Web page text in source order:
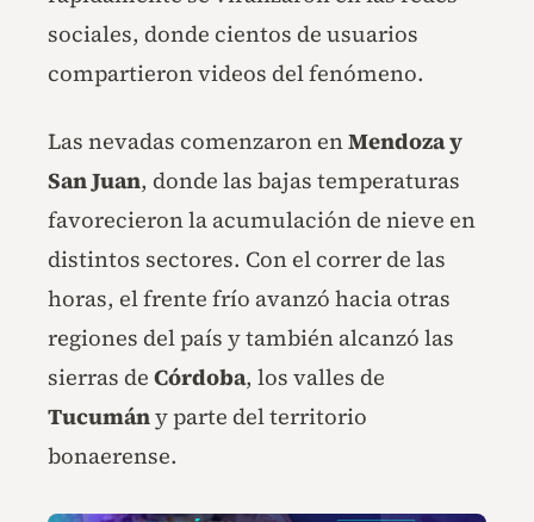
sociales, donde cientos de usuarios
compartieron videos del fenómeno.
Las nevadas comenzaron enMendoza y
San Juan, donde las bajas temperaturas
favorecieron la acumulación de nieve en
distintos sectores. Con el correr de las
horas, el frente frío avanzó hacia otras
regiones del país y también alcanzó las
sierras de Córdoba, los valles de
Tucumány parte del territorio
bonaerense.